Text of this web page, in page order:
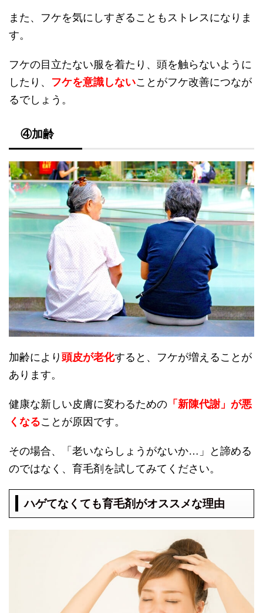
また、フケを気にしすぎることもストレスになりま
す。
フケの目立たない服を着たり、頭を触らないように
したり、 フケを意識しないことがフケ改善につなが
るでしょう。
④加齢
加齢により 頭皮が老化すると、フケが増えることが
あります。
健康な新しい皮膚に変わるための 「新陳代謝」が悪
くなることが原因です。
その場合、「老いならしょうがないか…」と諦める
のではなく、育毛剤を試してみてください。
ハゲてなくても育毛剤がオススメな理由